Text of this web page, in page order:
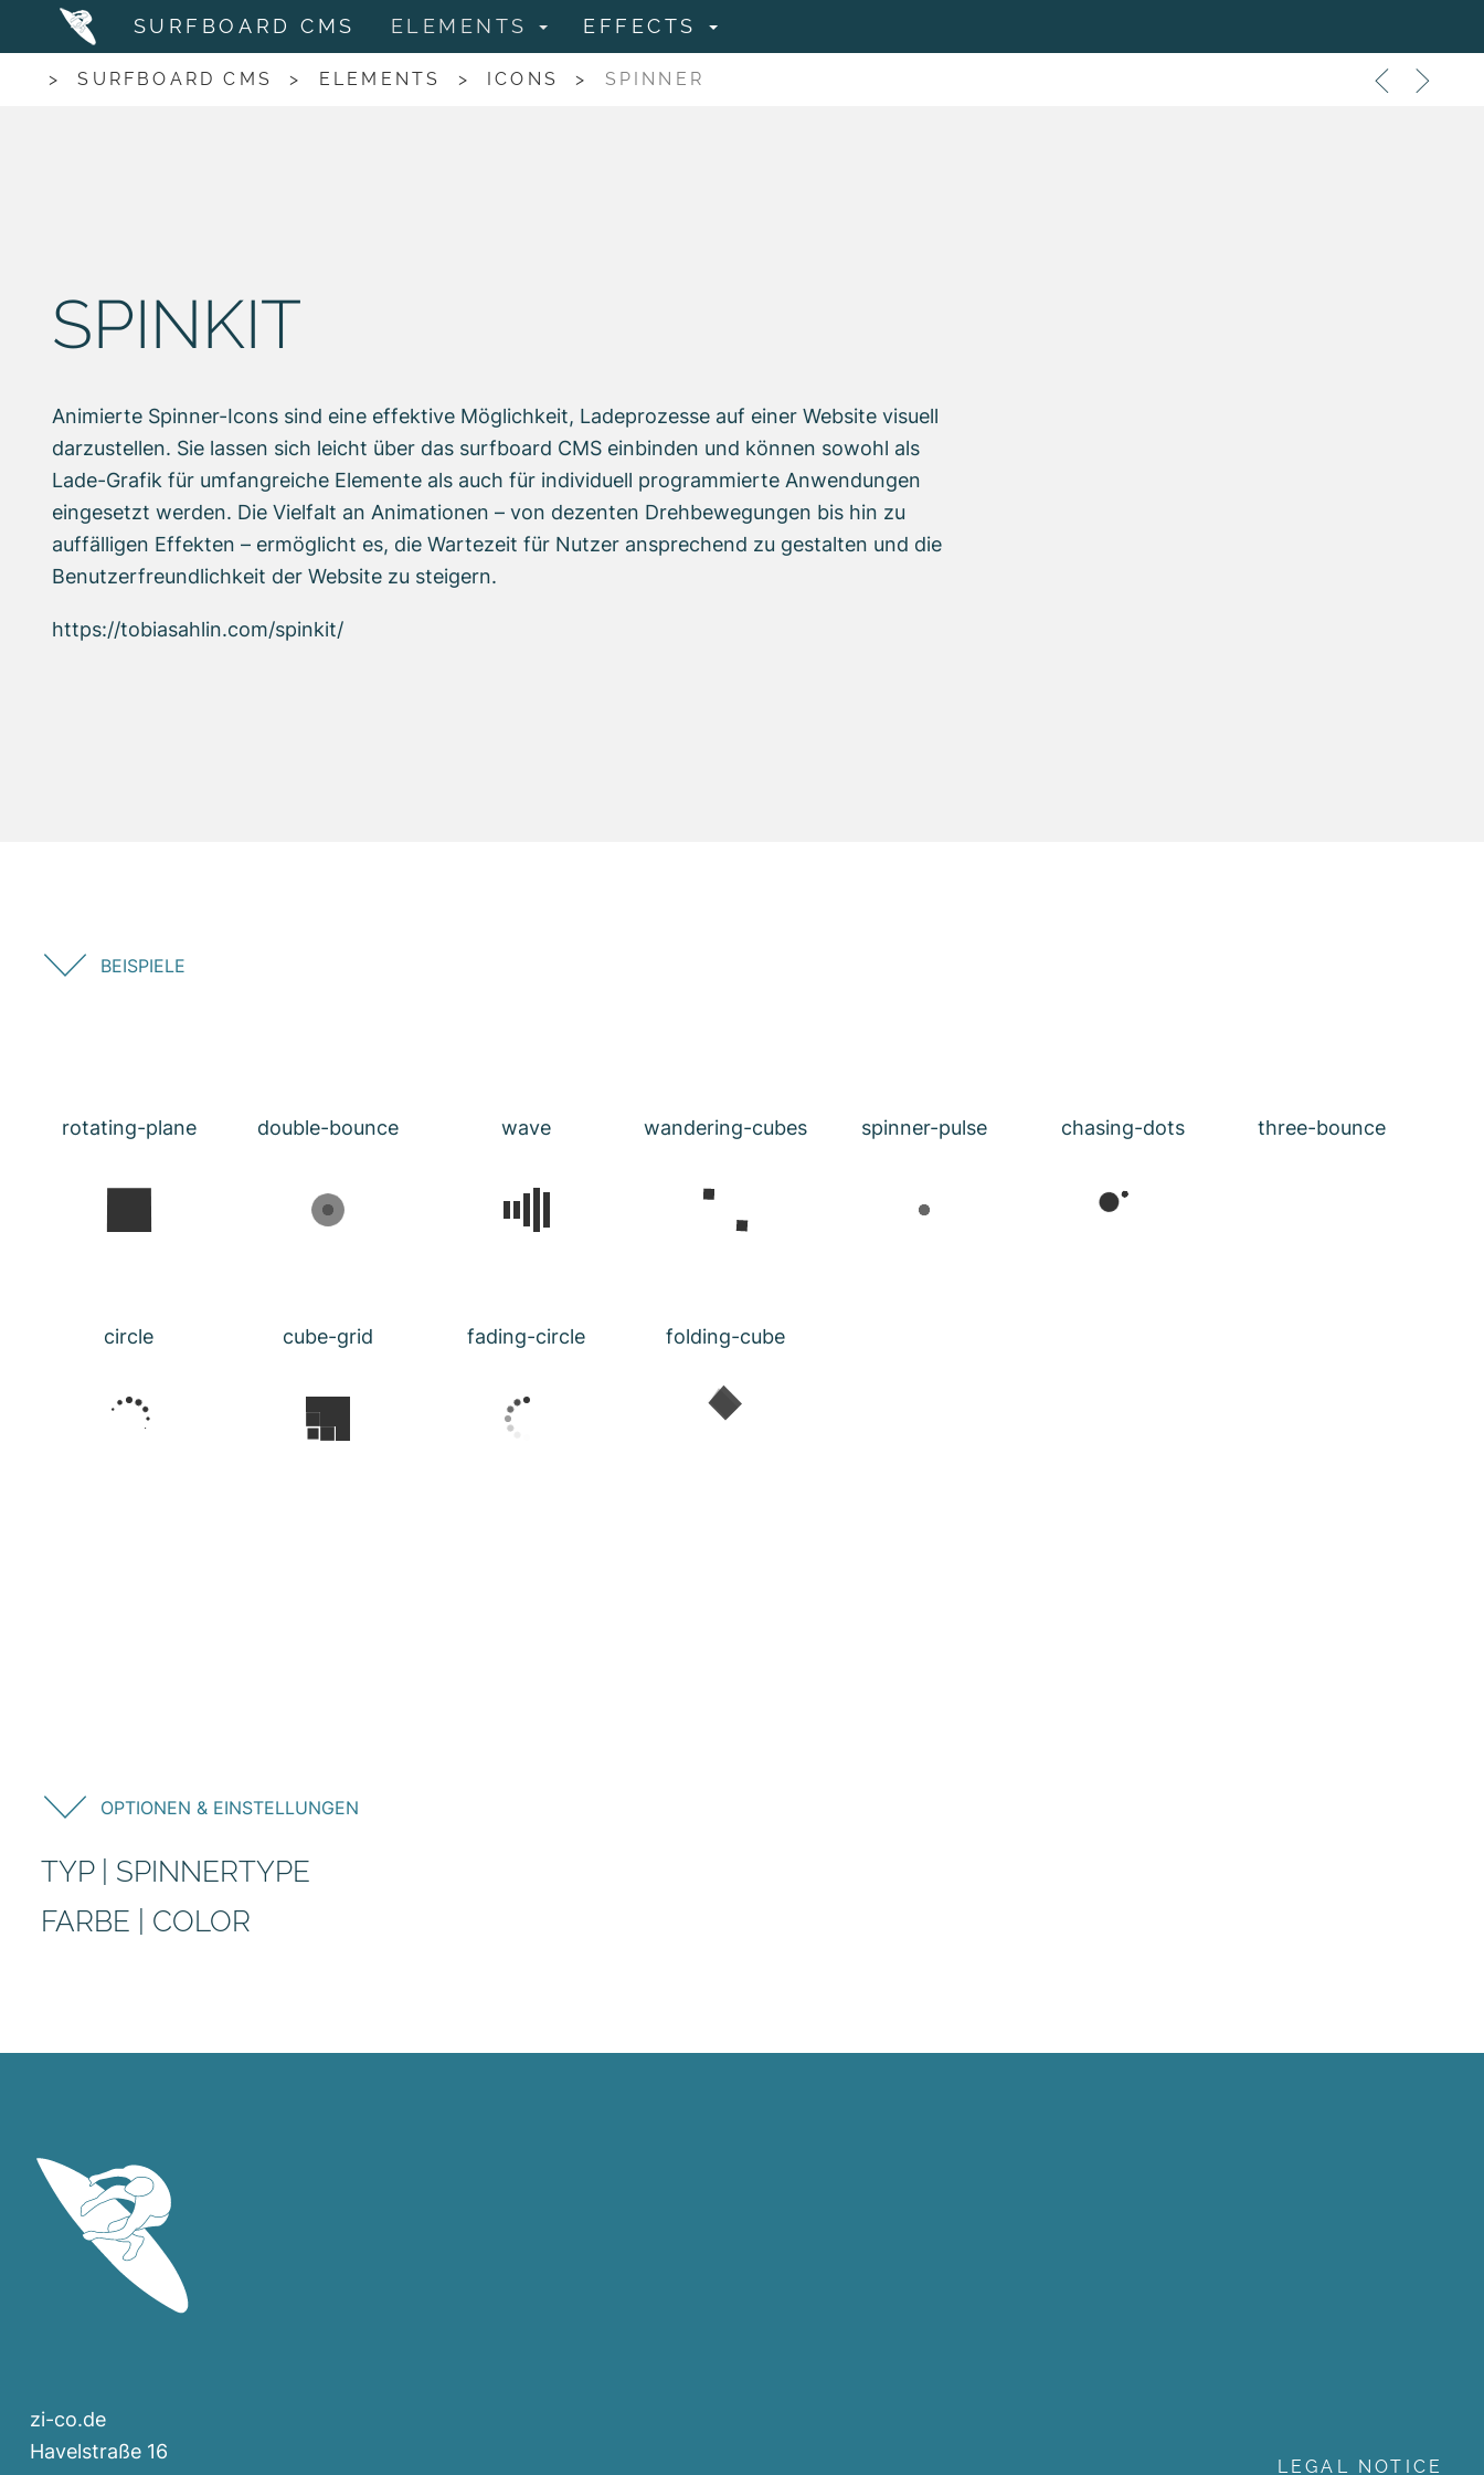
SURFBOARD CMS ELEMENTS EFFECTS
> SURFBOARD CMS > ELEMENTS > ICONS > SPINNER
SPINKIT
Animierte Spinner-Icons sind eine effektive Möglichkeit, Ladeprozesse auf einer Website visuell
darzustellen. Sie lassen sich leicht über das surfboard CMS einbinden und können sowohl als
Lade-Grafik für umfangreiche Elemente als auch für individuell programmierte Anwendungen
eingesetzt werden. Die Vielfalt an Animationen – von dezenten Drehbewegungen bis hin zu
auffälligen Effekten – ermöglicht es, die Wartezeit für Nutzer ansprechend zu gestalten und die
Benutzerfreundlichkeit der Website zu steigern.
https://tobiasahlin.com/spinkit/
BEISPIELE
rotating-plane double-bounce wave wandering-cubes spinner-pulse chasing-dots three-bounce
circle cube-grid fading-circle folding-cube
OPTIONEN & EINSTELLUNGEN
TYP | SPINNERTYPE
FARBE | COLOR
zi-co.de
Havelstraße 16
LEGAL NOTICE